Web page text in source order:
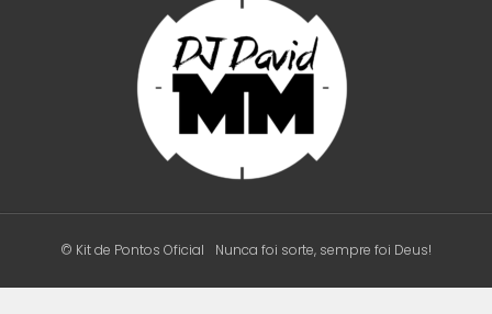
© Kit de Pontos Oficial Nunca foi sorte, sempre foi Deus!